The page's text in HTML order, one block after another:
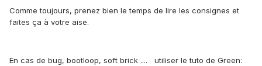
Comme toujours, prenez bien le temps de lire les consignes et
faites ça à votre aise.
En cas de bug, bootloop, soft brick .... utiliser le tuto de Green: